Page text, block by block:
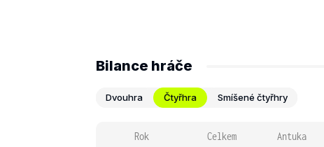
Bilance hráče
Dvouhra Čtyřhra Smíšené čtyřhry
Rok Celkem Antuka